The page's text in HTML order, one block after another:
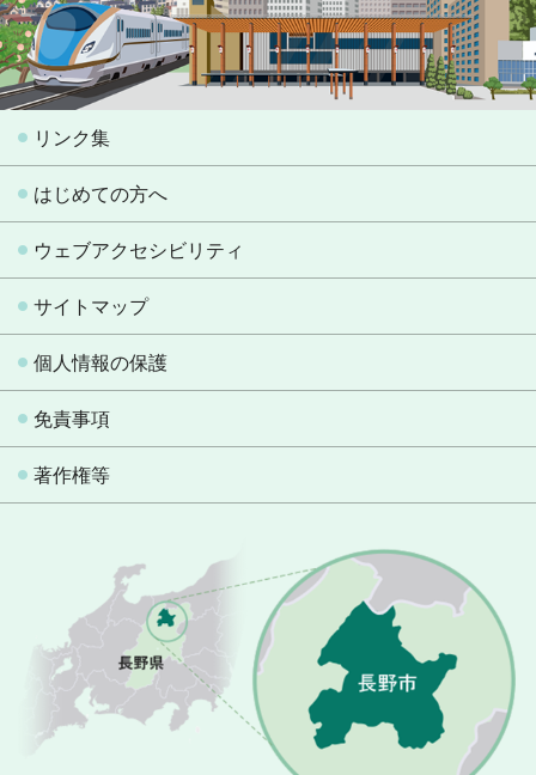
リンク集
はじめての方へ
ウェブアクセシビリティ
サイトマップ
個人情報の保護
免責事項
著作権等